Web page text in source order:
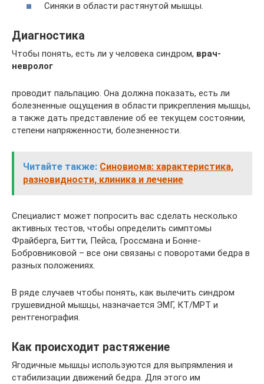
Синяки в области растянутой мышцы.
Диагностика
Чтобы понять, есть ли у человека синдром, врач-
невролог
проводит пальпацию. Она должна показать, есть ли
болезненные ощущения в области прикрепления мышцы,
а также дать представление об ее текущем состоянии,
степени напряженности, болезненности.
Читайте также: Синовиома: характеристика,
разновидности, клиника и лечение
Специалист может попросить вас сделать несколько
активных тестов, чтобы определить симптомы
Фрайберга, Битти, Пейса, Гроссмана и Бонне-
Бобровниковой – все они связаны с поворотами бедра в
разных положениях.
В ряде случаев чтобы понять, как вылечить синдром
грушевидной мышцы, назначается ЭМГ, КТ/МРТ и
рентгенография.
Как происходит растяжение
Ягодичные мышцы используются для выпрямления и
стабилизации движений бедра. Для этого им